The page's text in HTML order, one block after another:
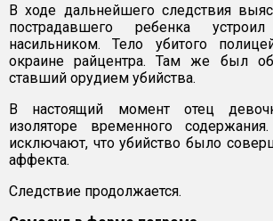
В ходе дальнейшего следствия
пострадавшего ребенка
насильником. Тело убитого
окраине райцентра. Там же был
ставший орудием убийства.
В настоящий момент отец
изоляторе временного
исключают, что убийство было
аффекта.
Следствие продолжается.